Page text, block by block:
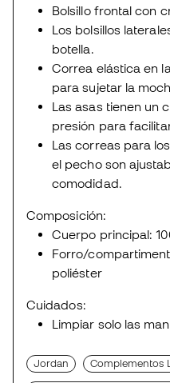
Bolsillo frontal con
Los bolsillos
botella.
Correa elástica en
para sujetar la
Las asas tienen un
presión para
Las correas para
el pecho son
comodidad.
Composición:
Cuerpo principal:
Forro/
poliéster
Cuidados:
Limpiar solo las
Jordan Complementos